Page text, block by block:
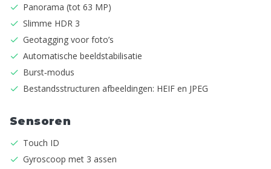
Panorama (tot 63 MP)
Slimme HDR 3
Geotagging voor foto’s
Automatische beeld­­stabilisatie
Burst‑modus
Bestandsstructuren afbeeldingen: HEIF en JPEG
Sensoren
Touch ID
Gyroscoop met 3 assen